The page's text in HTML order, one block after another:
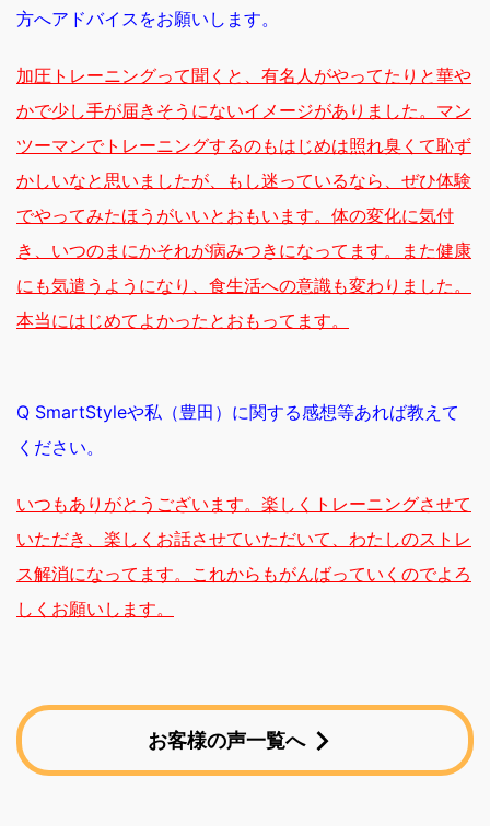
方へアドバイスをお願いします。
加圧トレーニングって聞くと、有名人がやってたりと華や
かで少し手が届きそうにないイメージがありました。マン
ツーマンでトレーニングするのもはじめは照れ臭くて恥ず
かしいなと思いましたが、もし迷っているなら、ぜひ体験
でやってみたほうがいいとおもいます。体の変化に気付
き、いつのまにかそれが病みつきになってます。また健康
にも気遣うようになり、食生活への意識も変わりました。
本当にはじめてよかったとおもってます。
Q SmartStyleや私（豊田）に関する感想等あれば教えて
ください。
いつもありがとうございます。楽しくトレーニングさせて
いただき、楽しくお話させていただいて、わたしのストレ
ス解消になってます。これからもがんばっていくのでよろ
しくお願いします。
お客様の声一覧へ